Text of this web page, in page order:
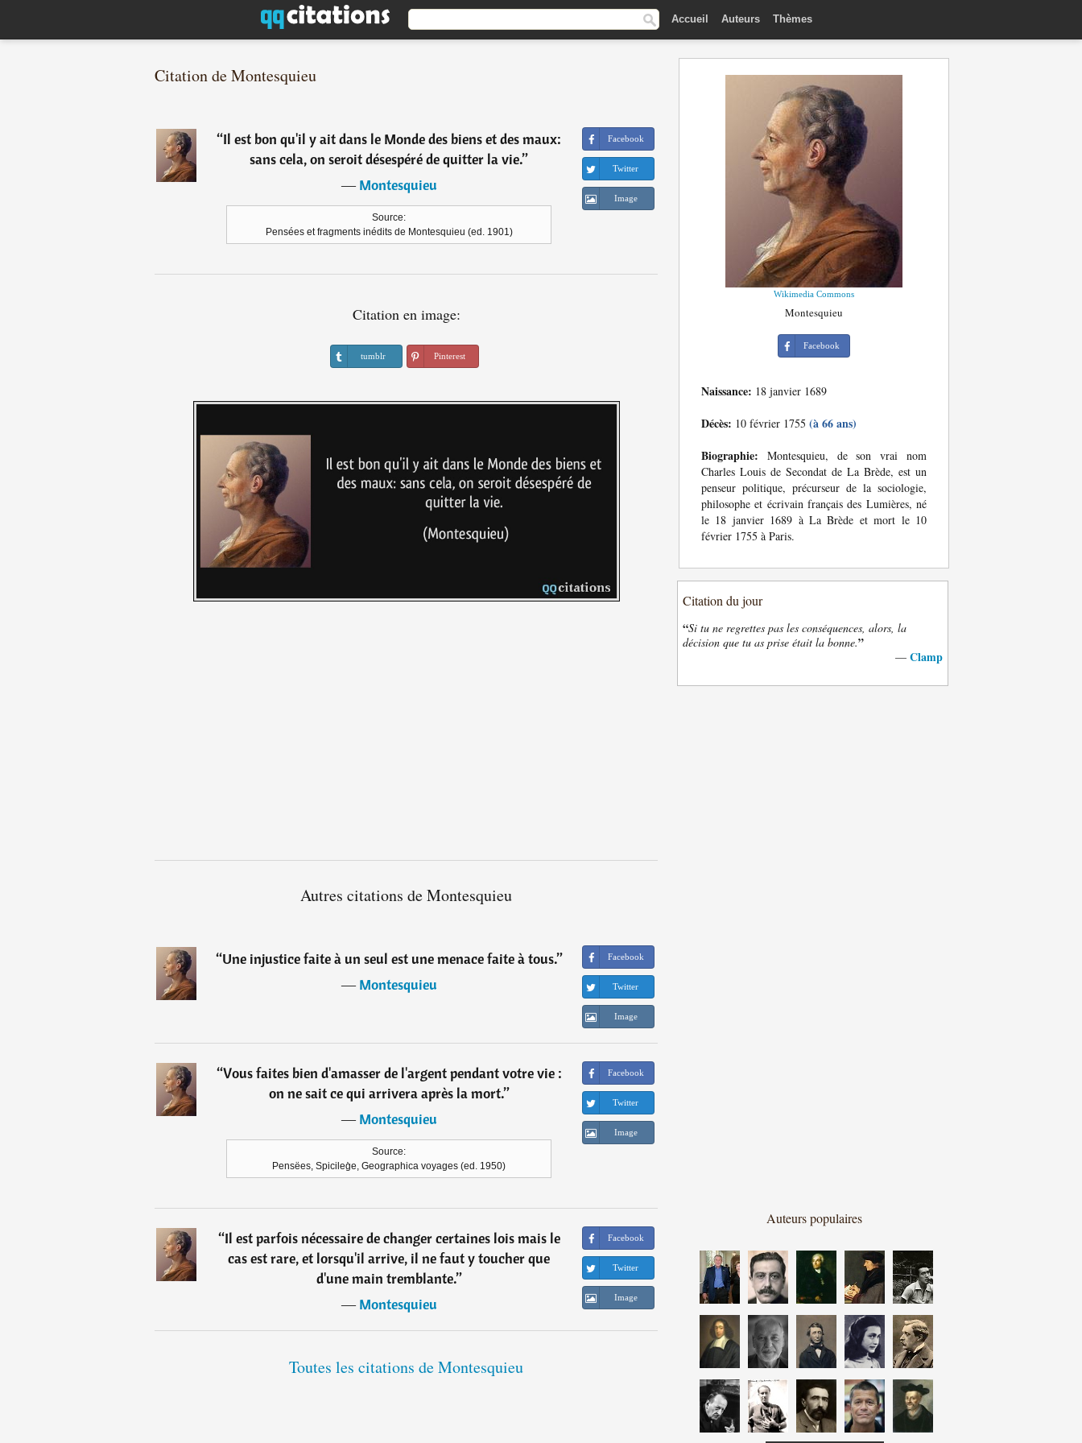
Accueil Auteurs Thèmes
Citation de Montesquieu
“Il est bon qu'il y ait dans le Monde des biens et des maux:
sans cela, on seroit désespéré de quitter la vie.”
―Montesquieu
Source:
Pensées et fragments inédits de Montesquieu (ed. 1901)
Facebook
Twitter
Image
Citation en image:
tumblr Pinterest
Autres citations de Montesquieu
“Une injustice faite à un seul est une menace faite à tous.”
―Montesquieu
Facebook
Twitter
Image
“Vous faites bien d'amasser de l'argent pendant votre vie :
on ne sait ce qui arrivera après la mort.”
―Montesquieu
Source:
Pensëes, Spicileg̀e, Geographica voyages (ed. 1950)
Facebook
Twitter
Image
“Il est parfois nécessaire de changer certaines lois mais le
cas est rare, et lorsqu'il arrive, il ne faut y toucher que
d'une main tremblante.”
―Montesquieu
Facebook
Twitter
Image
Toutes les citations de Montesquieu
Wikimedia Commons
Montesquieu
Facebook
Naissance: 18 janvier 1689
Décès: 10 février 1755 (à 66 ans)
Biographie: Montesquieu, de son vrai nom
Charles Louis de Secondat de La Brède, est un
penseur politique, précurseur de la sociologie,
philosophe et écrivain français des Lumières, né
le 18 janvier 1689 à La Brède et mort le 10
février 1755 à Paris.
Citation du jour
“Si tu ne regrettes pas les conséquences, alors, la
décision que tu as prise était la bonne.”
— Clamp
Auteurs populaires